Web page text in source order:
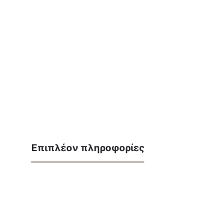
Επιπλέον πληροφορίες